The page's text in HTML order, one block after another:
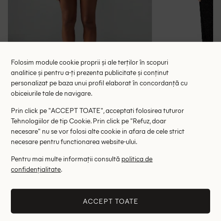
Salopeta Missguided, negru
104.50 lei
RRP: 209.00 lei
L
Altii au fost interesati de
Folosim module cookie proprii și ale terților în scopuri
analitice și pentru a-ți prezenta publicitate și conținut
personalizat pe baza unui profil elaborat în concordanță cu
obiceiurile tale de navigare.
Prin click pe "ACCEPT TOATE", acceptati folosirea tuturor
Tehnologiilor de tip Cookie. Prin click pe "Refuz, doar
necesare" nu se vor folosi alte cookie in afara de cele strict
necesare pentru functionarea website-ului.
Pentru mai multe informații consultă politica de
confidențialitate.
ACCEPT TOATE